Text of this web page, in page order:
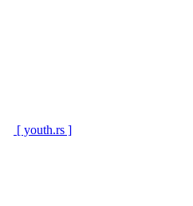
[ youth.rs ]